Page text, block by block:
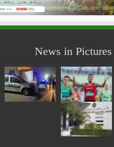
News in Pictures